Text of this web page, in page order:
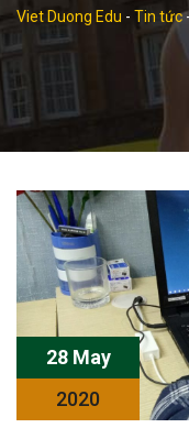
Viet Duong Edu - Tin tức-
28 May
2020